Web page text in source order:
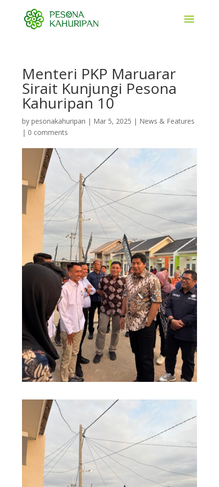
Menteri PKP Maruarar
Sirait Kunjungi Pesona
Kahuripan 10
by pesonakahuripan | Mar 5, 2025 | News & Features
| 0 comments